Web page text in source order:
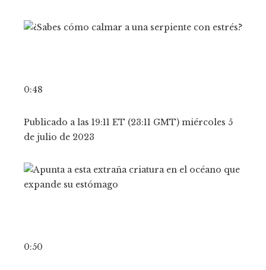
0:48
Publicado a las 19:11 ET (23:11 GMT) miércoles 5
de julio de 2023
0:50